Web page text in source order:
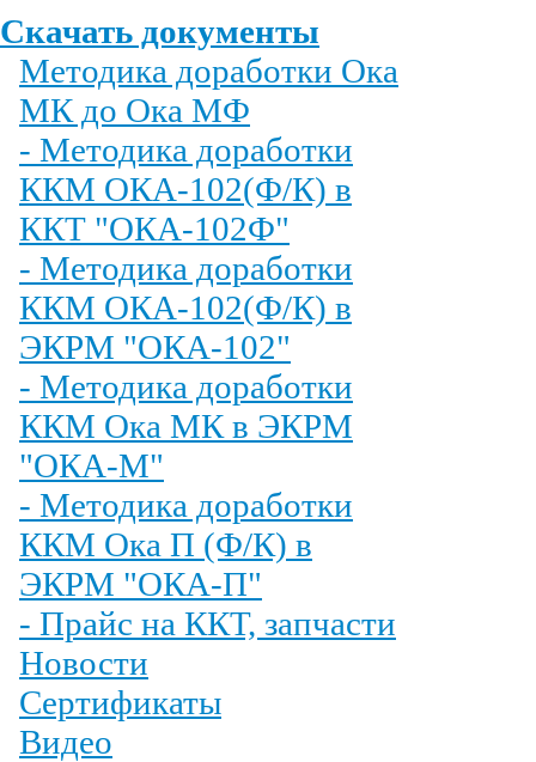
Скачать документы
Методика доработки Ока
МК до Ока МФ
- Методика доработки
ККМ ОКА-102(Ф/К) в
ККТ "ОКА-102Ф"
- Методика доработки
ККМ ОКА-102(Ф/К) в
ЭКРМ "ОКА-102"
- Методика доработки
ККМ Ока МК в ЭКРМ
"ОКА-М"
- Методика доработки
ККМ Ока П (Ф/К) в
ЭКРМ "ОКА-П"
- Прайс на ККТ, запчасти
Новости
Сертификаты
Видео